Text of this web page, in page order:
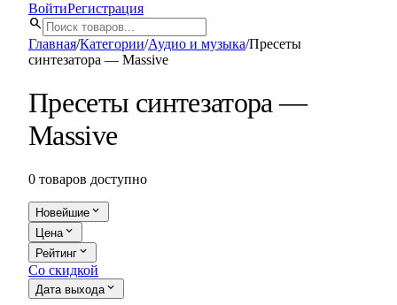
ВойтиРегистрация
search
Главная/Категории/Аудио и музыка/Пресеты
синтезатора — Massive
Пресеты синтезатора —
Massive
0 товаров доступно
Новейшие expand_more
Цена expand_more
Рейтинг expand_more
Со скидкой
Дата выхода expand_more